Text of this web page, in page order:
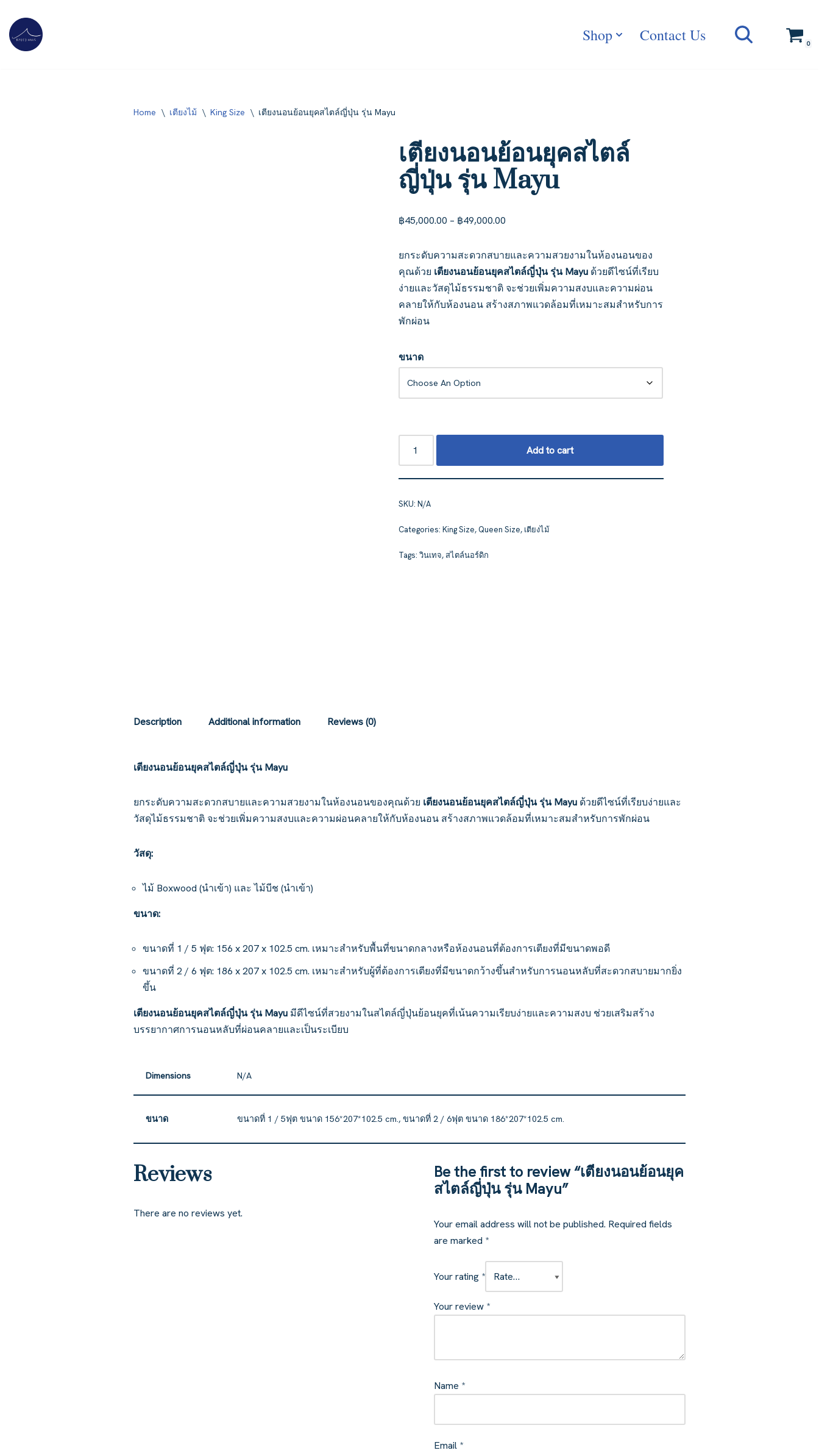
Skip
to
Shop Contact Us 0
Home \ เตียงไม้ \ King Size \ เตียงนอนย้อนยุคสไตล์ญี่ปุ่น รุ่น Mayu
เตียงนอนย้อนยุคสไตล์
ญี่ปุ่น รุ่น Mayu
฿45,000.00 – ฿49,000.00
ยกระดับความสะดวกสบายและความสวยงามในห้องนอนของ
คุณด้วย เตียงนอนย้อนยุคสไตล์ญี่ปุ่น รุ่น Mayuด้วยดีไซน์ที่เรียบ
ง่ายและวัสดุไม้ธรรมชาติ จะช่วยเพิ่มความสงบและความผ่อน
คลายให้กับห้องนอน สร้างสภาพแวดล้อมที่เหมาะสมสำหรับการ
พักผ่อน
ขนาด
Add to cart
SKU: N/A
Categories: King Size,Queen Size, เตียงไม้
Tags: วินเทจ, สไตล์นอร์ดิก
Description Additional information Reviews (0)
เตียงนอนย้อนยุคสไตล์ญี่ปุ่น รุ่น Mayu
ยกระดับความสะดวกสบายและความสวยงามในห้องนอนของคุณด้วย เตียงนอนย้อนยุคสไตล์ญี่ปุ่น รุ่น Mayu ด้วยดีไซน์ที่เรียบง่ายและ
วัสดุไม้ธรรมชาติ จะช่วยเพิ่มความสงบและความผ่อนคลายให้กับห้องนอน สร้างสภาพแวดล้อมที่เหมาะสมสำหรับการพักผ่อน
วัสดุ:
ไม้ Boxwood (นำเข้า) และ ไม้บีช (นำเข้า)
ขนาด:
ขนาดที่ 1 / 5 ฟุต: 156 x 207 x 102.5 cm. เหมาะสำหรับพื้นที่ขนาดกลางหรือห้องนอนที่ต้องการเตียงที่มีขนาดพอดี
ขนาดที่ 2 / 6 ฟุต: 186 x 207 x 102.5 cm. เหมาะสำหรับผู้ที่ต้องการเตียงที่มีขนาดกว้างขึ้นสำหรับการนอนหลับที่สะดวกสบายมากยิ่ง
ขึ้น
เตียงนอนย้อนยุคสไตล์ญี่ปุ่น รุ่น Mayu มีดีไซน์ที่สวยงามในสไตล์ญี่ปุ่นย้อนยุคที่เน้นความเรียบง่ายและความสงบ ช่วยเสริมสร้าง
บรรยากาศการนอนหลับที่ผ่อนคลายและเป็นระเบียบ
Dimensions N/A
ขนาด ขนาดที่ 1 / 5ฟุต ขนาด 156*207*102.5 cm., ขนาดที่ 2 / 6ฟุต ขนาด 186*207*102.5 cm.
Reviews
There are no reviews yet.
Be the first to review “เตียงนอนย้อนยุค
สไตล์ญี่ปุ่น รุ่น Mayu”
Your email address will not be published. Required fields
are marked *
Your rating *
Your review *
Name *
Email *